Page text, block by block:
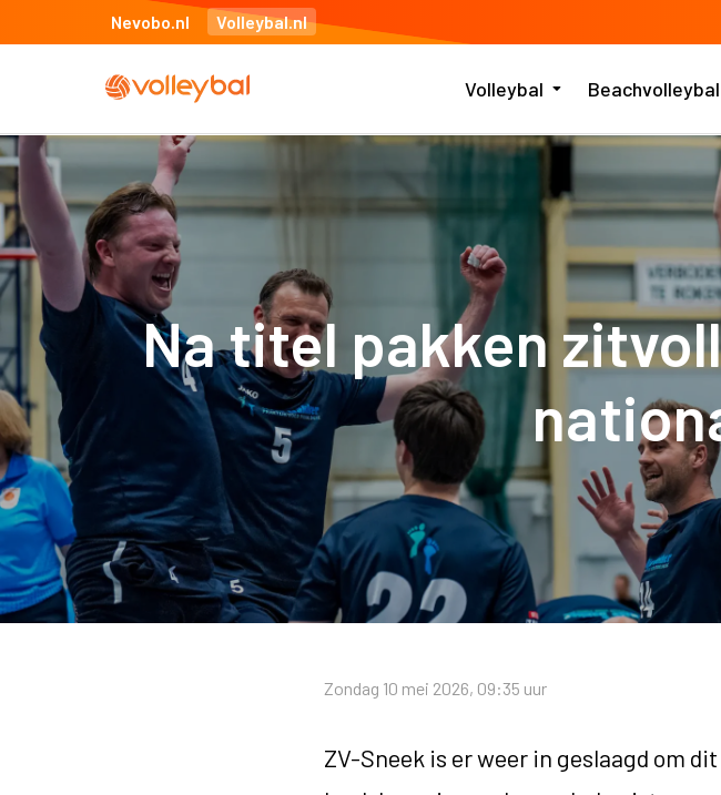
Nevobo.nl Volleybal.nl
Volleybal Beachvolleybal
Na titel pakken
Zondag 10 mei 2026, 09:35 uur
ZV-Sneek is er weer in geslaagd om